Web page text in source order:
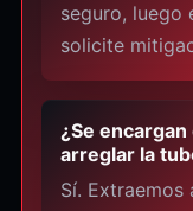
seguro, luego
solicite
¿Se
arreglar la
Sí. Extraemos